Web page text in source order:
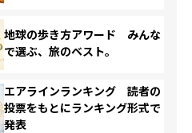
地球の歩き方アワード みんな
で選ぶ、旅のベスト。
エアラインランキング 読者の
投票をもとにランキング形式で
発表